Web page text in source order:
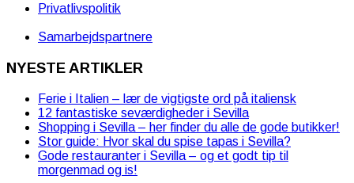
Privatlivspolitik
Samarbejdspartnere
NYESTE ARTIKLER
Ferie i Italien – lær de vigtigste ord på italiensk
12 fantastiske seværdigheder i Sevilla
Shopping i Sevilla – her finder du alle de gode butikker!
Stor guide: Hvor skal du spise tapas i Sevilla?
Gode restauranter i Sevilla – og et godt tip til
morgenmad og is!